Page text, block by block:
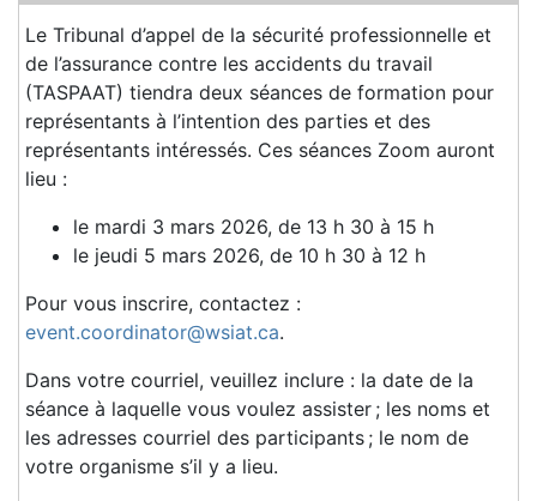
Le Tribunal d’appel de la sécurité professionnelle et
de l’assurance contre les accidents du travail
(TASPAAT) tiendra deux séances de formation pour
représentants à l’intention des parties et des
représentants intéressés. Ces séances Zoom auront
lieu :
le mardi 3 mars 2026, de 13 h 30 à 15 h
le jeudi 5 mars 2026, de 10 h 30 à 12 h
Pour vous inscrire, contactez :
event.coordinator@wsiat.ca.
Dans votre courriel, veuillez inclure : la date de la
séance à laquelle vous voulez assister ; les noms et
les adresses courriel des participants ; le nom de
votre organisme s’il y a lieu.